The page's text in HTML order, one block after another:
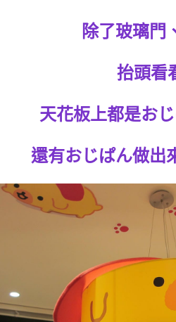
除了玻璃門
抬頭看
天花板上都是お
還有おじぱん做出